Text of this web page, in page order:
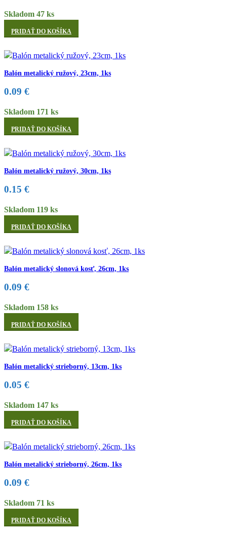
Skladom 47 ks
PRIDAŤ DO KOŠÍKA
Balón metalický ružový, 23cm, 1ks
0.09 €
Skladom 171 ks
PRIDAŤ DO KOŠÍKA
Balón metalický ružový, 30cm, 1ks
0.15 €
Skladom 119 ks
PRIDAŤ DO KOŠÍKA
Balón metalický slonová kosť, 26cm, 1ks
0.09 €
Skladom 158 ks
PRIDAŤ DO KOŠÍKA
Balón metalický strieborný, 13cm, 1ks
0.05 €
Skladom 147 ks
PRIDAŤ DO KOŠÍKA
Balón metalický strieborný, 26cm, 1ks
0.09 €
Skladom 71 ks
PRIDAŤ DO KOŠÍKA